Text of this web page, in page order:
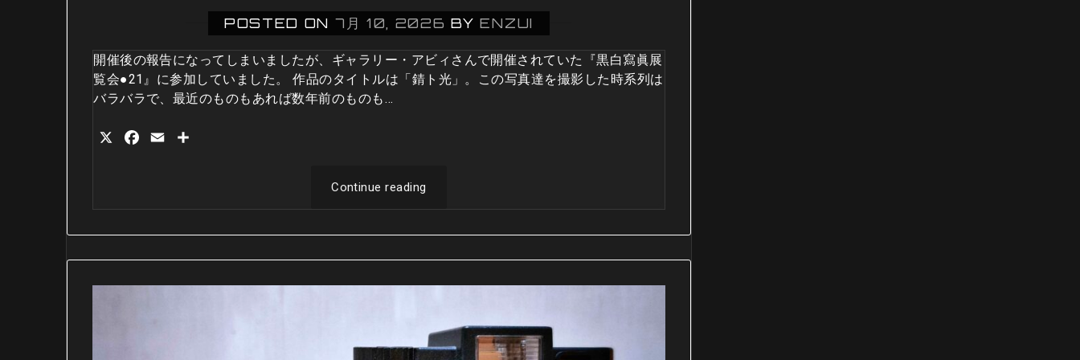
POSTED ON 7月 10, 2026 BYENZUI
開催後の報告になってしまいましたが、ギャラリー・アビィさんで開催されていた『黒白寫眞展
覧会●21』に参加していました。 作品のタイトルは「錆ト光」。この写真達を撮影した時系列は
バラバラで、最近のものもあれば数年前のものも…
Facebook
Email
Continue reading